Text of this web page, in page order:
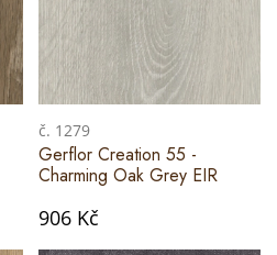
č. 1279
Gerflor Creation 55 -
Charming Oak Grey EIR
906 Kč